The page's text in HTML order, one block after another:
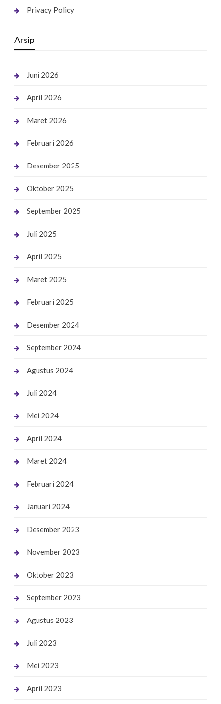
Privacy Policy
Arsip
Juni 2026
April 2026
Maret 2026
Februari 2026
Desember 2025
Oktober 2025
September 2025
Juli 2025
April 2025
Maret 2025
Februari 2025
Desember 2024
September 2024
Agustus 2024
Juli 2024
Mei 2024
April 2024
Maret 2024
Februari 2024
Januari 2024
Desember 2023
November 2023
Oktober 2023
September 2023
Agustus 2023
Juli 2023
Mei 2023
April 2023